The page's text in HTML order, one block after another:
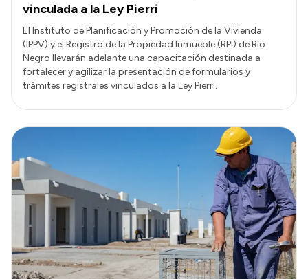
vinculada a la Ley Pierri
El Instituto de Planificación y Promoción de la Vivienda
(IPPV) y el Registro de la Propiedad Inmueble (RPI) de Río
Negro llevarán adelante una capacitación destinada a
fortalecer y agilizar la presentación de formularios y
trámites registrales vinculados a la Ley Pierri.